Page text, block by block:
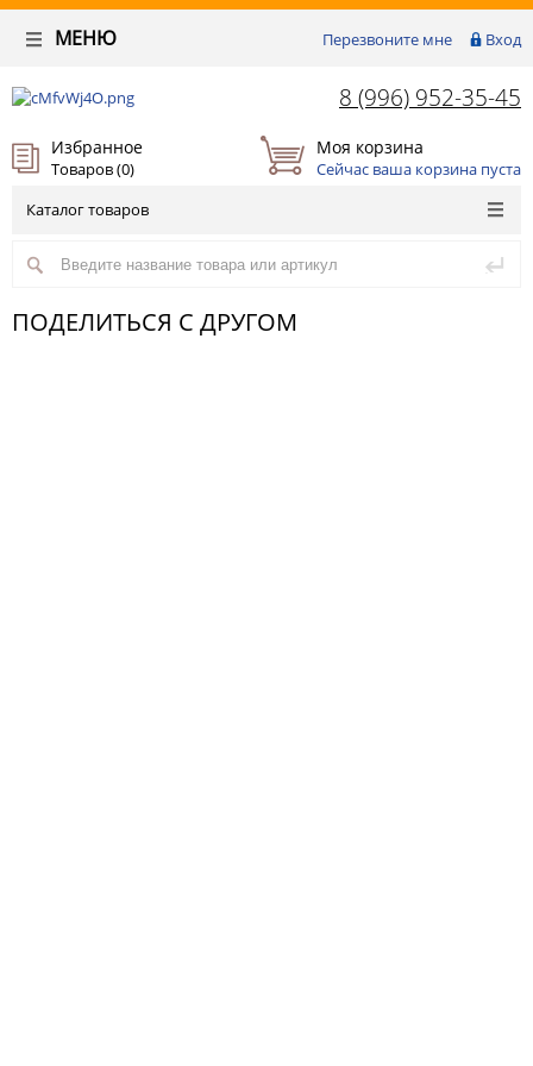
Перезвоните мне Вход
МЕНЮ
8 (996) 952-35-45
Избранное
Товаров (0)
Моя корзина
Сейчас ваша корзина пуста
Каталог товаров
ПОДЕЛИТЬСЯ С ДРУГОМ